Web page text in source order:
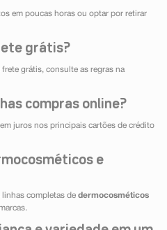
em poucas horas ou optar por retirar
grátis?
grátis, consulte as regras na
compras online?
juros nos principais cartões de crédito
e
completas de dermocosméticos